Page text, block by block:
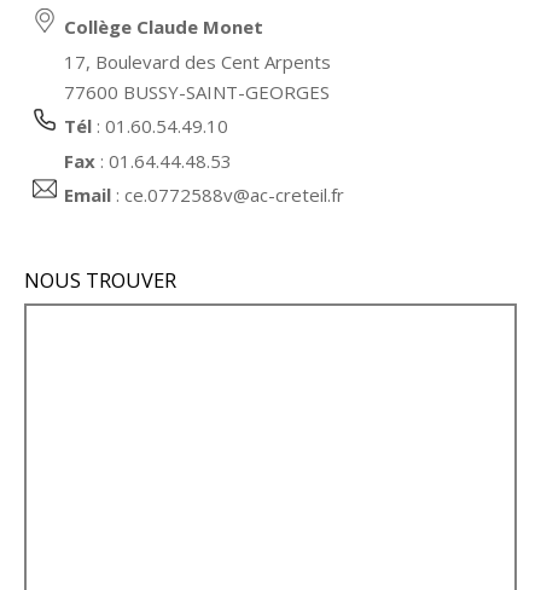
Collège Claude Monet
17, Boulevard des Cent Arpents
77600 BUSSY-SAINT-GEORGES
Tél : 01.60.54.49.10
Fax : 01.64.44.48.53
Email :ce.0772588v@ac-creteil.fr
NOUS TROUVER